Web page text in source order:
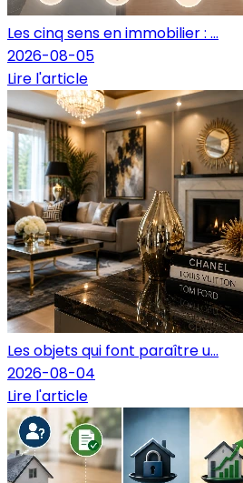
Les cinq sens en immobilier : ...
2026-08-05
Lire l'article
Les objets qui font paraître u...
2026-08-04
Lire l'article